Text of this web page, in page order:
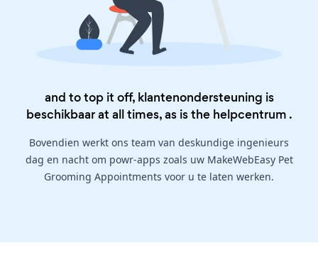
and to top it off, klantenondersteuning is
beschikbaar at all times, as is the helpcentrum .
Bovendien werkt ons team van deskundige ingenieurs
dag en nacht om powr-apps zoals uw MakeWebEasy Pet
Grooming Appointments voor u te laten werken.